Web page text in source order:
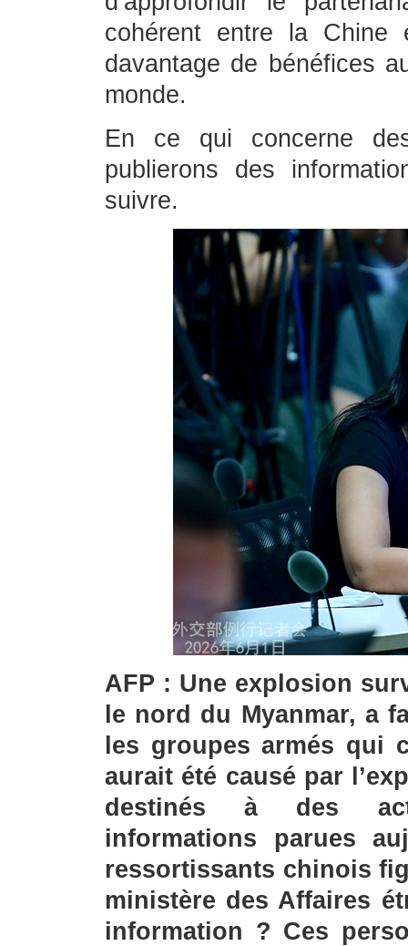
cohérent entre la Chine
davantage de bénéfices
monde.
En ce qui concerne
publierons des
suivre.
AFP : Une explosion
le nord du Myanmar, a
les groupes armés qui
aurait été causé par
destinés à des
informations parues
ressortissants chinois
ministère des Affaires
information ? Ces